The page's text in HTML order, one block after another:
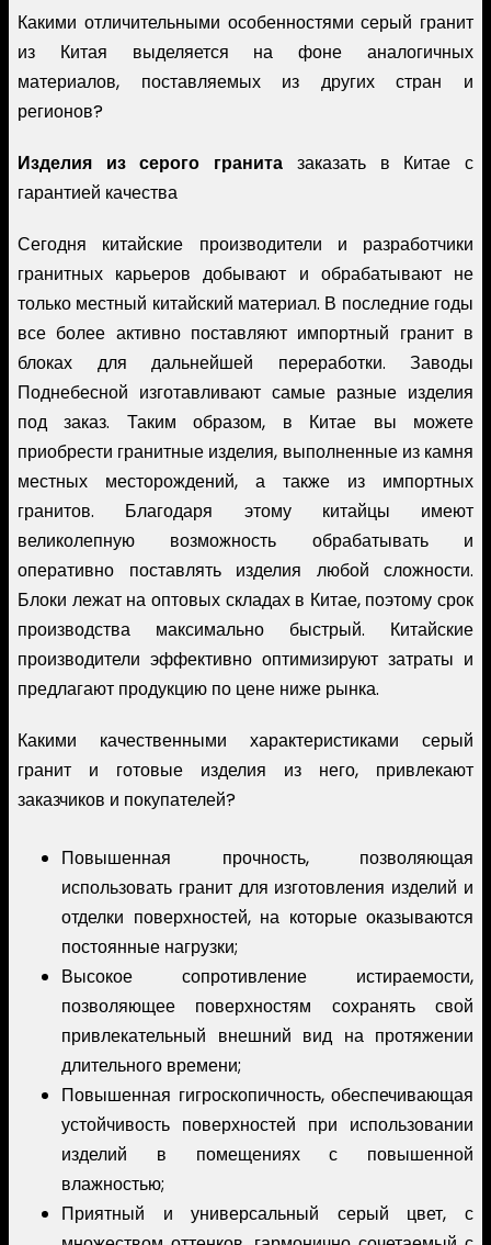
Какими отличительными особенностями серый гранит
из Китая выделяется на фоне аналогичных
материалов, поставляемых из других стран и
регионов?
Изделия из серого гранита заказать в Китае с
гарантией качества
Сегодня китайские производители и разработчики
гранитных карьеров добывают и обрабатывают не
только местный китайский материал. В последние годы
все более активно поставляют импортный гранит в
блоках для дальнейшей переработки. Заводы
Поднебесной изготавливают самые разные изделия
под заказ. Таким образом, в Китае вы можете
приобрести гранитные изделия, выполненные из камня
местных месторождений, а также из импортных
гранитов. Благодаря этому китайцы имеют
великолепную возможность обрабатывать и
оперативно поставлять изделия любой сложности.
Блоки лежат на оптовых складах в Китае, поэтому срок
производства максимально быстрый. Китайские
производители эффективно оптимизируют затраты и
предлагают продукцию по цене ниже рынка.
Какими качественными характеристиками серый
гранит и готовые изделия из него, привлекают
заказчиков и покупателей?
Повышенная прочность, позволяющая
использовать гранит для изготовления изделий и
отделки поверхностей, на которые оказываются
постоянные нагрузки;
Высокое сопротивление истираемости,
позволяющее поверхностям сохранять свой
привлекательный внешний вид на протяжении
длительного времени;
Повышенная гигроскопичность, обеспечивающая
устойчивость поверхностей при использовании
изделий в помещениях с повышенной
влажностью;
Приятный и универсальный серый цвет, с